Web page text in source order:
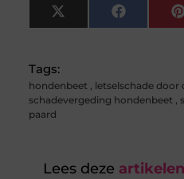
X
(Twitter)
Tags:
hondenbeet, letselschade door
schadevergeding hondenbeet,
paard
Lees deze artikelen